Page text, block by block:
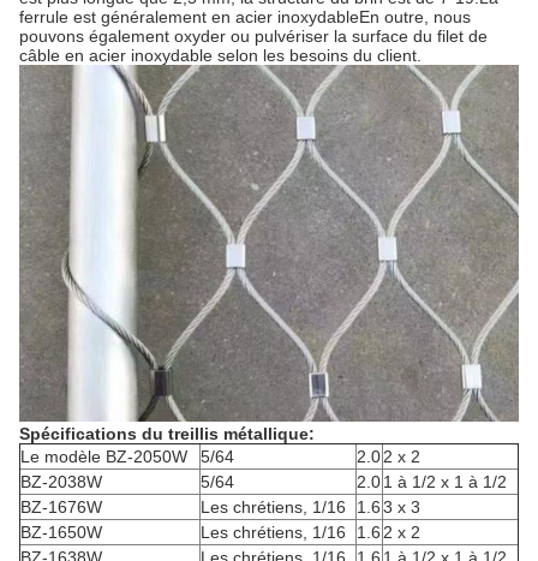
ferrule est généralement en acier inoxydableEn outre, nous
pouvons également oxyder ou pulvériser la surface du filet de
câble en acier inoxydable selon les besoins du client.
Spécifications du treillis métallique:
Le modèle BZ-2050W
5/64 2.02 x 2
BZ-2038W
5/64 2.01 à 1/2 x 1 à 1/2
BZ-1676W
Les chrétiens, 1/16 1.63 x 3
BZ-1650W
Les chrétiens, 1/16 1.6 2 x 2
BZ-1638W
Les chrétiens, 1/16 1.6 1 à 1/2 x 1 à 1/2